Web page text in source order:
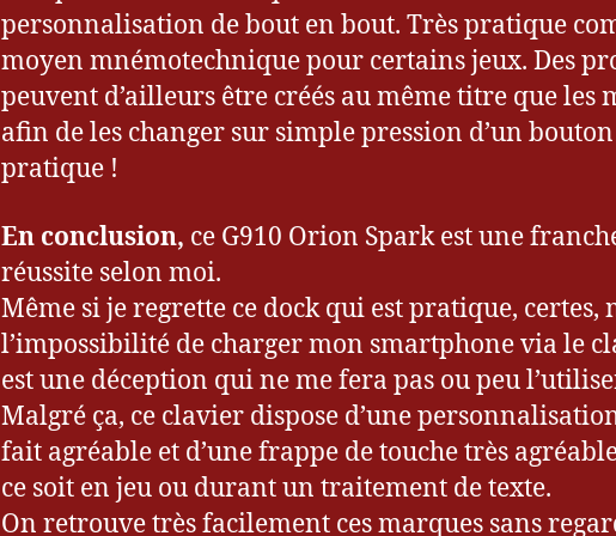
personnalisation de bout en bout. Très pratique
moyen mnémotechnique pour certains jeux. Des
peuvent d’ailleurs être créés au même titre que les
afin de les changer sur simple pression d’un
pratique !
En conclusion, ce G910 Orion Spark est une
réussite selon moi.
Même si je regrette ce dock qui est pratique, certes,
l’impossibilité de charger mon smartphone via le
est une déception qui ne me fera pas ou peu
Malgré ça, ce clavier dispose d’une
fait agréable et d’une frappe de touche très
ce soit en jeu ou durant un traitement de texte.
On retrouve très facilement ces marques sans
u
e
u
r
&
G
m
e
r,
la
vi
e
r,
9
1